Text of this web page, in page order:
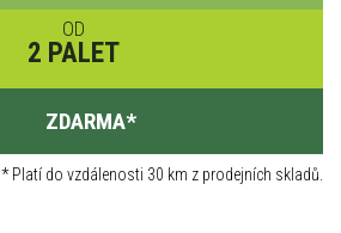
OD
2 PALET
ZDARMA*
*Platí do vzdálenosti 30 km z prodejních skladů.